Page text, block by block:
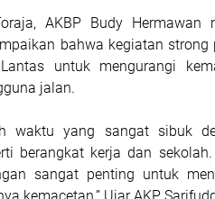
AKBP Budy Hermawan
bahwa kegiatan
untuk mengurangi
jalan.
waktu yang sangat sibuk
berangkat kerja dan
sangat penting untuk